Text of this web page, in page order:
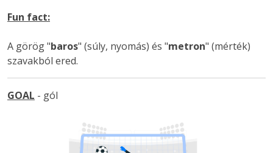
Fun fact:
A görög "baros" (súly, nyomás) és "metron" (mérték)
szavakból ered.
GOAL - gól